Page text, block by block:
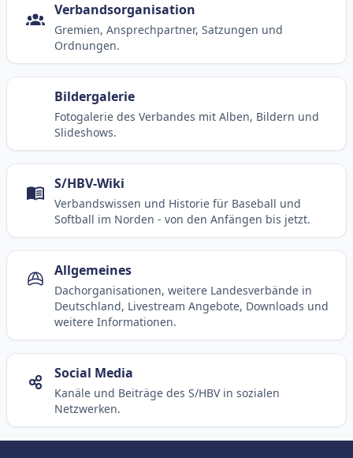
Verbandsorganisation
Gremien, Ansprechpartner, Satzungen und
Ordnungen.
Bildergalerie
Fotogalerie des Verbandes mit Alben, Bildern und
Slideshows.
S/HBV-Wiki
Verbandswissen und Historie für Baseball und
Softball im Norden - von den Anfängen bis jetzt.
Allgemeines
Dachorganisationen, weitere Landesverbände in
Deutschland, Livestream Angebote, Downloads und
weitere Informationen.
Social Media
Kanäle und Beiträge des S/HBV in sozialen
Netzwerken.